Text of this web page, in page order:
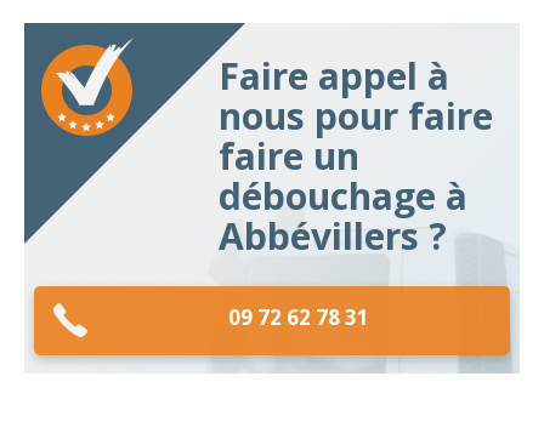
Faire appel à
nous pour faire
faire un
débouchage à
Abbévillers ?
09 72 62 78 31